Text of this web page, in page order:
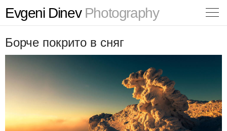
Evgeni DinevPhotography
Борче покрито в сняг